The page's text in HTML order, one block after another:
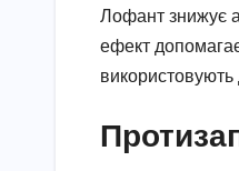
Лофант знижує
ефект
використовують